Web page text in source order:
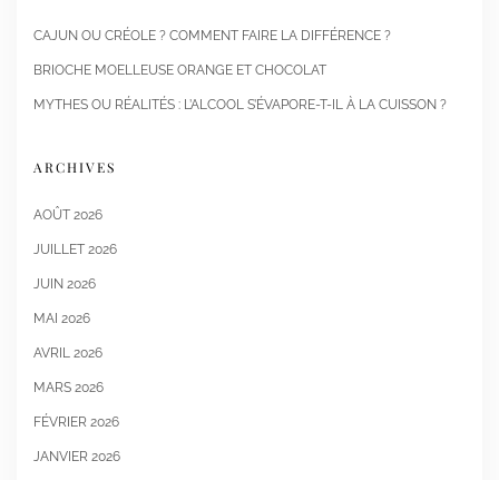
CAJUN OU CRÉOLE ? COMMENT FAIRE LA DIFFÉRENCE ?
BRIOCHE MOELLEUSE ORANGE ET CHOCOLAT
MYTHES OU RÉALITÉS : L’ALCOOL S’ÉVAPORE-T-IL À LA CUISSON ?
ARCHIVES
AOÛT 2026
JUILLET 2026
JUIN 2026
MAI 2026
AVRIL 2026
MARS 2026
FÉVRIER 2026
JANVIER 2026